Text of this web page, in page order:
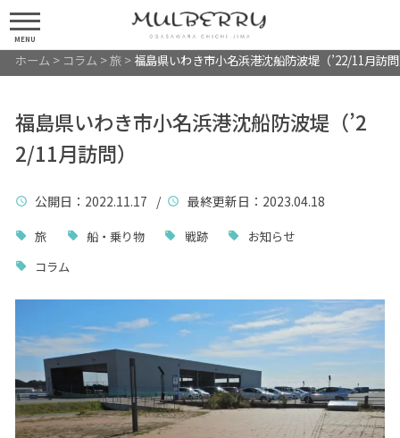
MENU
ホーム > コラム >旅> 福島県いわき市小名浜港沈船防波堤（’22/11月訪
福島県いわき市小名浜港沈船防波堤（’2
2/11月訪問）
公開日 ：2022.11.17 / 最終更新日 ：2023.04.18
旅 船・乗り物 戦跡
お知らせ
コラム